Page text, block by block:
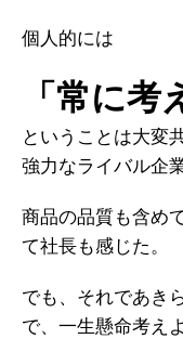
個人的には
「常に考
ということは大変
強力なライバル企
商品の品質も含め
て社長も感じた。
でも、それであき
で、一生懸命考え